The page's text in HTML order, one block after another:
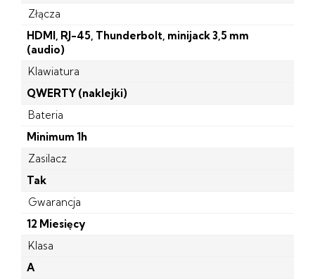
Złącza
HDMI, RJ-45, Thunderbolt, minijack 3,5 mm
(audio)
Klawiatura
QWERTY (naklejki)
Bateria
Minimum 1h
Zasilacz
Tak
Gwarancja
12 Miesięcy
Klasa
A